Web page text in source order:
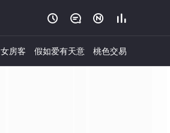
   
女房客 假如爱有天意 桃色交易